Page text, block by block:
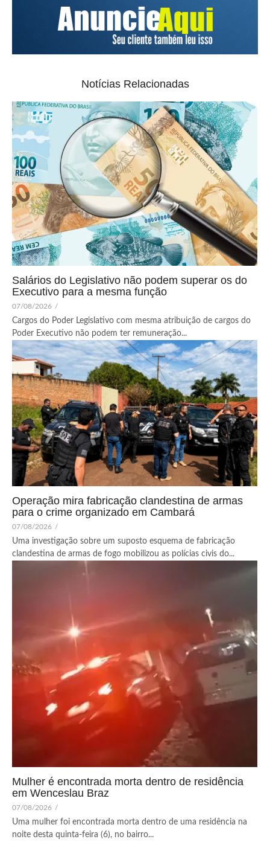
Notícias Relacionadas
Salários do Legislativo não podem superar os do
Executivo para a mesma função
07/08/2026 /
Cargos do Poder Legislativo com mesma atribuição de cargos do
Poder Executivo não podem ter remuneração...
Operação mira fabricação clandestina de armas
para o crime organizado em Cambará
07/08/2026 /
Uma investigação sobre um suposto esquema de fabricação
clandestina de armas de fogo mobilizou as polícias civis do...
Mulher é encontrada morta dentro de residência
em Wenceslau Braz
07/08/2026 /
Uma mulher foi encontrada morta dentro de uma residência na
noite desta quinta-feira (6), no bairro...